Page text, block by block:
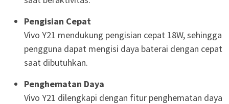
Pengisian Cepat
Vivo Y21 mendukung pengisian cepat 18W, sehingga
pengguna dapat mengisi daya baterai dengan cepat
saat dibutuhkan.
Penghematan Daya
Vivo Y21 dilengkapi dengan fitur penghematan daya